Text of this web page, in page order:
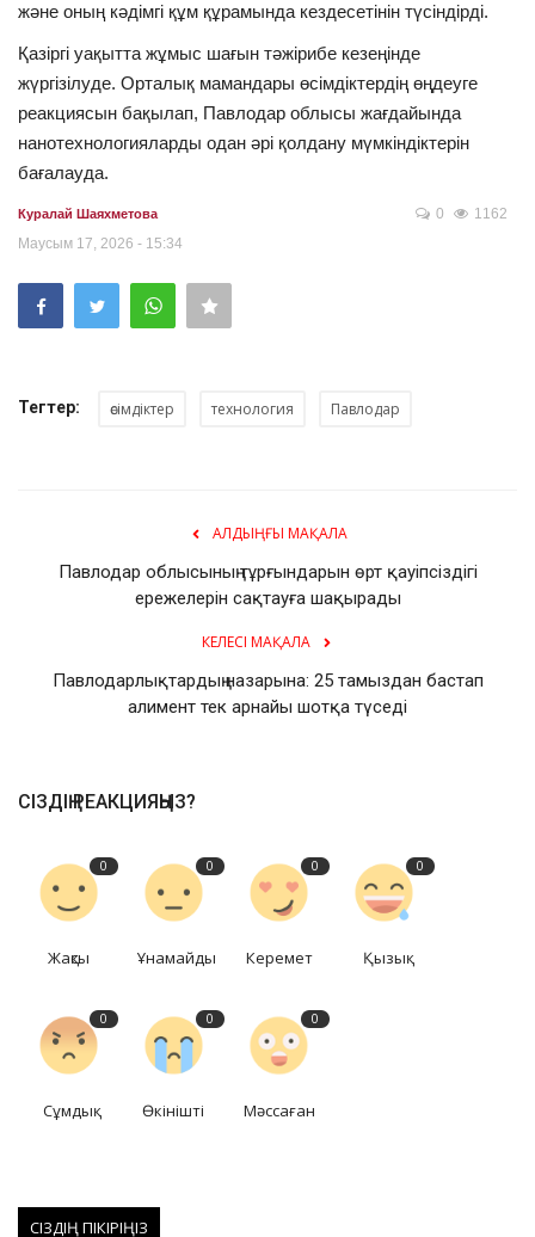
және оның кәдімгі құм құрамында кездесетінін түсіндірді.
Қазіргі уақытта жұмыс шағын тәжірибе кезеңінде
жүргізілуде. Орталық мамандары өсімдіктердің өңдеуге
реакциясын бақылап, Павлодар облысы жағдайында
нанотехнологияларды одан әрі қолдану мүмкіндіктерін
бағалауда.
Куралай Шаяхметова
Маусым 17, 2026 - 15:34
0 1162
Тегтер: өсімдіктер технология Павлодар
АЛДЫҢҒЫ МАҚАЛА
Павлодар облысының тұрғындарын өрт қауіпсіздігі
ережелерін сақтауға шақырады
КЕЛЕСІ МАҚАЛА
Павлодарлықтардың назарына: 25 тамыздан бастап
алимент тек арнайы шотқа түседі
СІЗДІҢ РЕАКЦИЯҢЫЗ?
0
Жақсы
0
Ұнамайды
0
Керемет
0
Қызық
0
Сұмдық
0
Өкінішті
0
Мәссаған
СІЗДІҢ ПІКІРІҢІЗ